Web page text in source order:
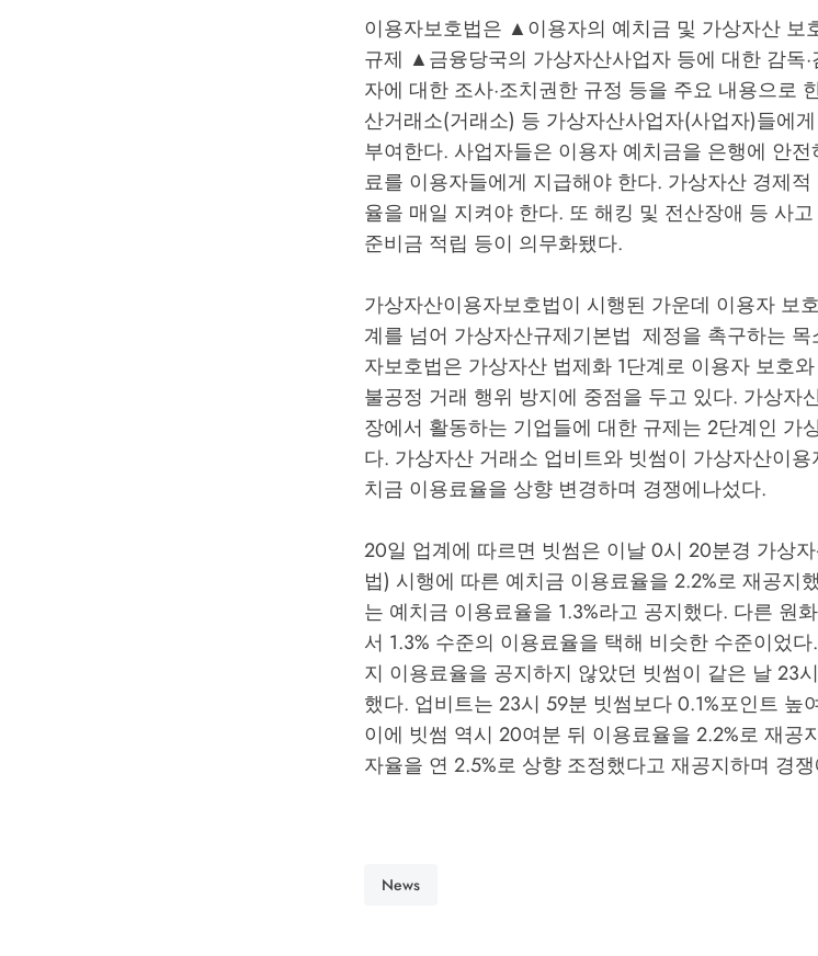
이용자보호법은 ▲이용자의 예치금 및 가상자산
규제 ▲금융당국의 가상자산사업자 등에 대한 감독
자에 대한 조사·조치권한 규정 등을 주요 내용으로
산거래소(거래소) 등 가상자산사업자(사업자)들에
부여한다. 사업자들은 이용자 예치금을 은행에 안
료를 이용자들에게 지급해야 한다. 가상자산 경제
율을 매일 지켜야 한다. 또 해킹 및 전산장애 등 사
준비금 적립 등이 의무화됐다.
가상자산이용자보호법이 시행된 가운데 이용자 보
계를 넘어 가상자산규제기본법 제정을 촉구하는
자보호법은 가상자산 법제화 1단계로 이용자 보호
불공정 거래 행위 방지에 중점을 두고 있다. 가상자
장에서 활동하는 기업들에 대한 규제는 2단계인 가
다. 가상자산 거래소 업비트와 빗썸이 가상자산이
치금 이용료율을 상향 변경하며 경쟁에나섰다.
20일 업계에 따르면 빗썸은 이날 0시 20분경 가상
법) 시행에 따른 예치금 이용료율을 2.2%로 재공지
는 예치금 이용료율을 1.3%라고 공지했다. 다른 원
서 1.3% 수준의 이용료율을 택해 비슷한 수준이었
지 이용료율을 공지하지 않았던 빗썸이 같은 날 23
했다. 업비트는 23시 59분 빗썸보다 0.1%포인트 높
이에 빗썸 역시 20여분 뒤 이용료율을 2.2%로 재공
자율을 연 2.5%로 상향 조정했다고 재공지하며 경
News